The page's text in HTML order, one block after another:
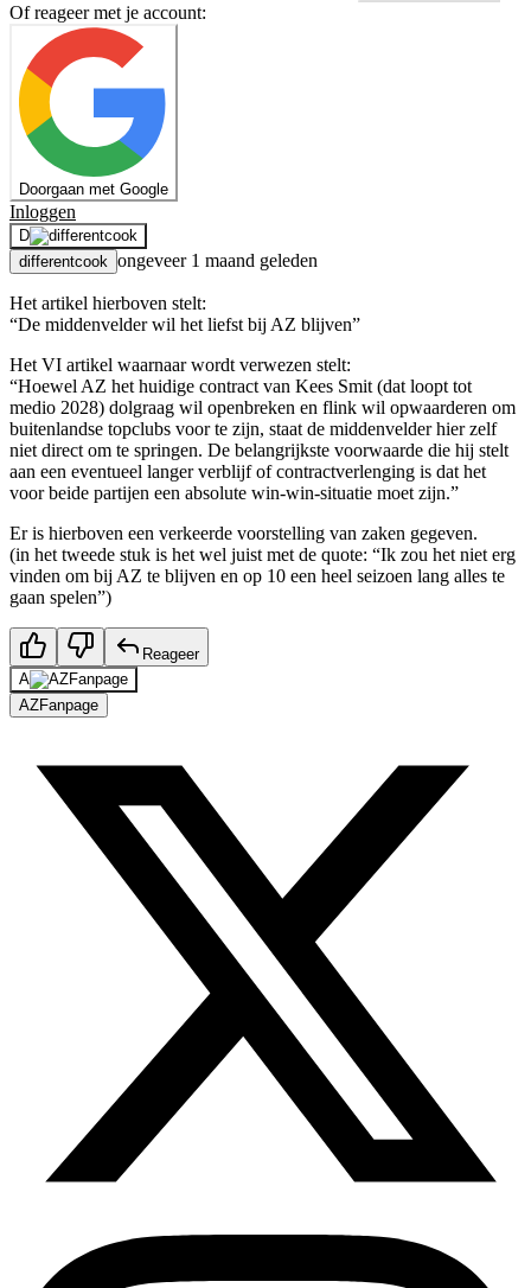
Of reageer met je account:
Doorgaan met Google
Inloggen
D
differentcook ongeveer 1 maand geleden
Het artikel hierboven stelt:
“De middenvelder wil het liefst bij AZ blijven”
Het VI artikel waarnaar wordt verwezen stelt:
“Hoewel AZ het huidige contract van Kees Smit (dat loopt tot
medio 2028) dolgraag wil openbreken en flink wil opwaarderen om
buitenlandse topclubs voor te zijn, staat de middenvelder hier zelf
niet direct om te springen. De belangrijkste voorwaarde die hij stelt
aan een eventueel langer verblijf of contractverlenging is dat het
voor beide partijen een absolute win-win-situatie moet zijn.”
Er is hierboven een verkeerde voorstelling van zaken gegeven.
(in het tweede stuk is het wel juist met de quote: “Ik zou het niet erg
vinden om bij AZ te blijven en op 10 een heel seizoen lang alles te
gaan spelen”)
Reageer
A
AZFanpage